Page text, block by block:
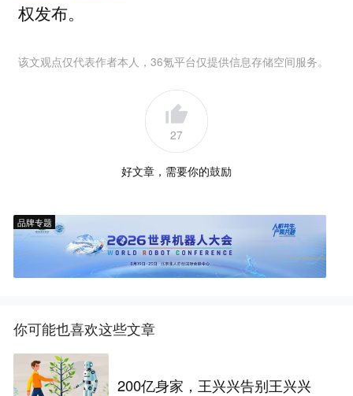
权发布。
该文观点仅代表作者本人，36氪平台仅提供信息存储空间服务。
27
好文章，需要你的鼓励
品牌专题
你可能也喜欢这些文章
200亿身家，王兴兴告别王兴兴